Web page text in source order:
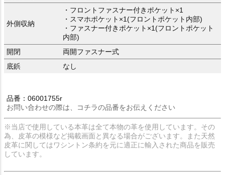
外側収納
・フロントファスナー付きポケット×1
・スマホポケット×1(フロントポケット内部)
・ファスナー付きポケット×1(フロントポケット
内部)
開閉
両開ファスナー式
底鋲
なし
品番：06001755r
お問い合わせの際は、コチラの品番をお伝えください
※当店で使用している本革は全て本物の革を使用しています。その
為、皮革の模様など掲載画面と異なる場合がございます。また天然
皮革に関してはワシントン条約を元に適正に輸入された商品を販売
しています。